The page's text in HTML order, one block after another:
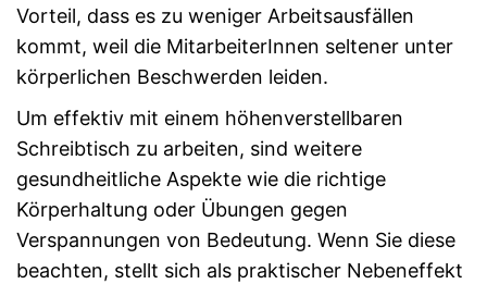
Vorteil, dass es zu weniger Arbeitsausfällen
kommt, weil die MitarbeiterInnen seltener unter
körperlichen Beschwerden leiden.
Um effektiv mit einem höhenverstellbaren
Schreibtisch zu arbeiten, sind weitere
gesundheitliche Aspekte wie die richtige
Körperhaltung oder Übungen gegen
Verspannungen von Bedeutung. Wenn Sie diese
beachten, stellt sich als praktischer Nebeneffekt